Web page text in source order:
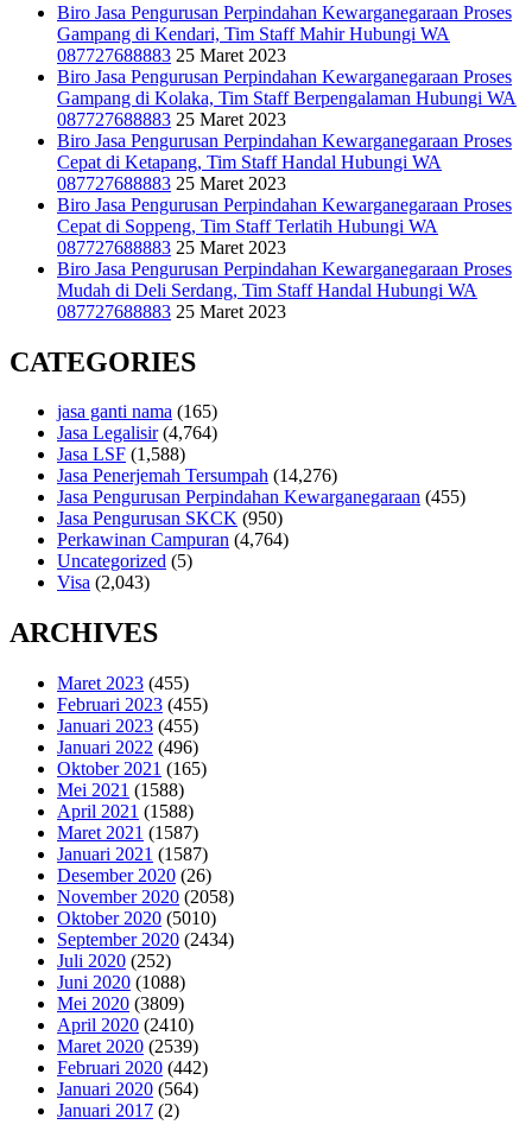
Biro Jasa Pengurusan Perpindahan Kewarganegaraan Proses
Gampang di Kendari, Tim Staff Mahir Hubungi WA
087727688883 25 Maret 2023
Biro Jasa Pengurusan Perpindahan Kewarganegaraan Proses
Gampang di Kolaka, Tim Staff Berpengalaman Hubungi WA
087727688883 25 Maret 2023
Biro Jasa Pengurusan Perpindahan Kewarganegaraan Proses
Cepat di Ketapang, Tim Staff Handal Hubungi WA
087727688883 25 Maret 2023
Biro Jasa Pengurusan Perpindahan Kewarganegaraan Proses
Cepat di Soppeng, Tim Staff Terlatih Hubungi WA
087727688883 25 Maret 2023
Biro Jasa Pengurusan Perpindahan Kewarganegaraan Proses
Mudah di Deli Serdang, Tim Staff Handal Hubungi WA
087727688883 25 Maret 2023
CATEGORIES
jasa ganti nama (165)
Jasa Legalisir(4,764)
Jasa LSF (1,588)
Jasa Penerjemah Tersumpah (14,276)
Jasa Pengurusan Perpindahan Kewarganegaraan (455)
Jasa Pengurusan SKCK (950)
Perkawinan Campuran (4,764)
Uncategorized (5)
Visa (2,043)
ARCHIVES
Maret 2023 (455)
Februari 2023 (455)
Januari 2023 (455)
Januari 2022 (496)
Oktober 2021 (165)
Mei 2021 (1588)
April 2021 (1588)
Maret 2021 (1587)
Januari 2021 (1587)
Desember 2020 (26)
November 2020 (2058)
Oktober 2020 (5010)
September 2020 (2434)
Juli 2020 (252)
Juni 2020 (1088)
Mei 2020 (3809)
April 2020 (2410)
Maret 2020 (2539)
Februari 2020 (442)
Januari 2020 (564)
Januari 2017 (2)